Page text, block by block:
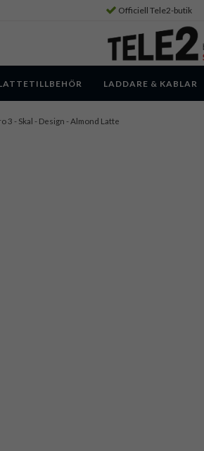
Officiell Tele2-butik
LADDARE & KABLAR
3 - Skal - Design - Almond Latte